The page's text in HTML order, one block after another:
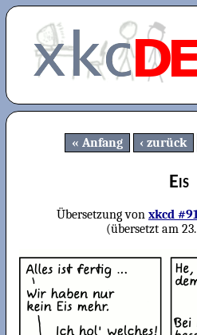
Anfang zurück
Eis
Übersetzung von xkcd
(übersetzt am